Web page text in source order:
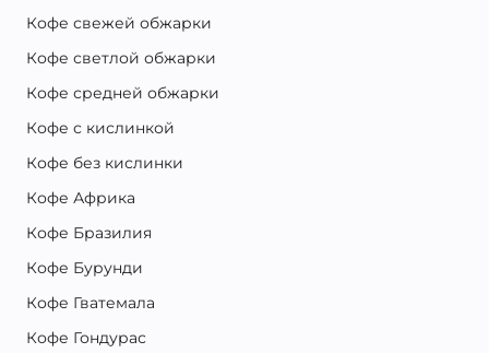
Кофе свежей обжарки
Кофе светлой обжарки
Кофе средней обжарки
Кофе с кислинкой
Кофе без кислинки
Кофе Африка
Кофе Бразилия
Кофе Бурунди
Кофе Гватемала
Кофе Гондурас